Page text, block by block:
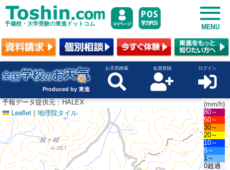
予備校・大学受験の東進ドットコム MENU
Produced by 東進
お天気検索 会員登録 ログイン
Leaflet | 地理院タイル
(mm/h)
80～
50～
30～
20～
10～
5～
1～
0超過
予報データ提供元：HALEX